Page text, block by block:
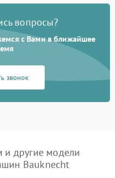
вопросы?
с Вами в ближайшее
звонок
другие модели
Bauknecht